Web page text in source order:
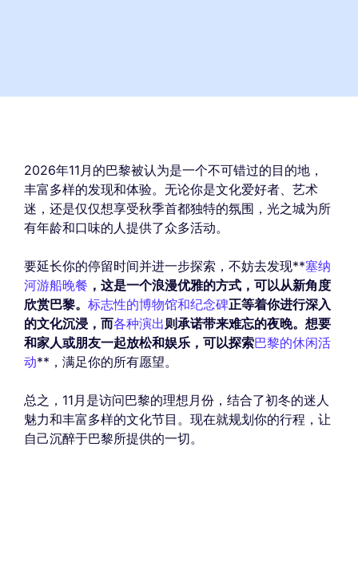
2026年11月的巴黎被认为是一个不可错过的目的地，
丰富多样的发现和体验。无论你是文化爱好者、艺术
迷，还是仅仅想享受秋季首都独特的氛围，光之城为所
有年龄和口味的人提供了众多活动。
要延长你的停留时间并进一步探索，不妨去发现**塞纳
河游船晚餐 ，这是一个浪漫优雅的方式，可以从新角度
欣赏巴黎。 标志性的博物馆和纪念碑正等着你进行深入
的文化沉浸，而各种演出 则承诺带来难忘的夜晚。想要
和家人或朋友一起放松和娱乐，可以探索巴黎的休闲活
动**，满足你的所有愿望。
总之，11月是访问巴黎的理想月份，结合了初冬的迷人
魅力和丰富多样的文化节目。现在就规划你的行程，让
自己沉醉于巴黎所提供的一切。